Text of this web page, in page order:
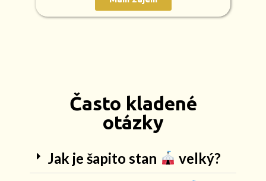
Často kladené
otázky
Jak je šapito stan
velký?